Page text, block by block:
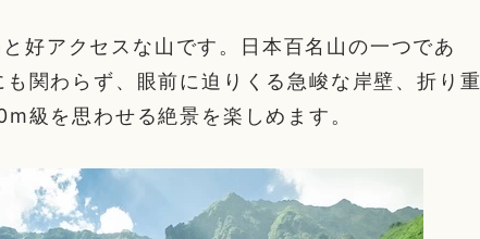
好アクセスな山です。日本百名山の一つであ
関わらず、眼前に迫りくる急峻な岸壁、折り重
級を思わせる絶景を楽しめます。